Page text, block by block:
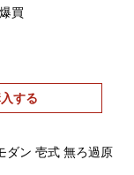
買
する
ダン 壱式 無ろ過原